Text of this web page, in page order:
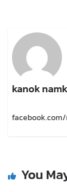
kanok
You